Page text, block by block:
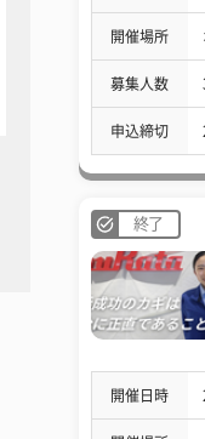
開催場所
募集人数
申込締切
終了
開催日時